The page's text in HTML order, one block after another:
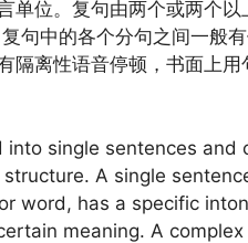
单位。复句由两个或两个
句中的各个分句之间一般
隔离性语音停顿，书面上
single sentences and
A single
word, has a specific
meaning. A